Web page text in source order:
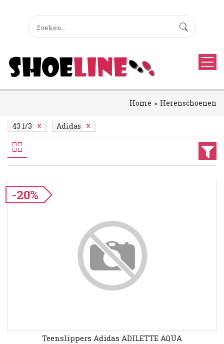
Home Herenschoenen
43 1/3 Adidas
-20%
Teenslippers Adidas ADILETTE AQUA